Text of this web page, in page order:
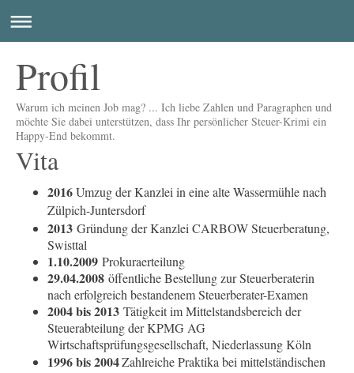
Profil
Warum ich meinen Job mag? ... Ich liebe Zahlen und Paragraphen und
möchte Sie dabei unterstützen, dass Ihr persönlicher Steuer-Krimi ein
Happy-End bekommt.
Vita
2016Umzug der Kanzlei in eine alte Wassermühle nach
Zülpich-Juntersdorf
2013 Gründung der Kanzlei CARBOW Steuerberatung,
Swisttal
1.10.2009 Prokuraerteilung
29.04.2008 öffentliche Bestellung zur Steuerberaterin
nach erfolgreich bestandenem Steuerberater-Examen
2004 bis 2013 Tätigkeit im Mittelstandsbereich der
Steuerabteilung der KPMG AG
Wirtschaftsprüfungsgesellschaft, Niederlassung Köln
1996 bis 2004Zahlreiche Praktika bei mittelständischen